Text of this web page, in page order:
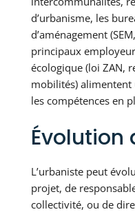
d’urbanisme, les
d’aménagement
principaux
écologique (loi ZAN,
mobilités)
les compétences en
Évolution
L’urbaniste peut
projet, de
collectivité, ou de